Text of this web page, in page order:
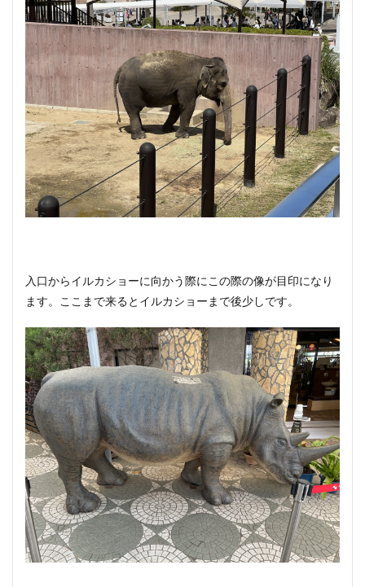
入口からイルカショーに向かう際にこの際の像が目印になり
ます。ここまで来るとイルカショーまで後少しです。